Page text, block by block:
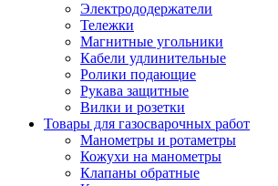
Электрододержатели
Тележки
Магнитные угольники
Кабели удлинительные
Ролики подающие
Рукава защитные
Вилки и розетки
Товары для газосварочных работ
Манометры и ротаметры
Кожухи на манометры
Клапаны обратные